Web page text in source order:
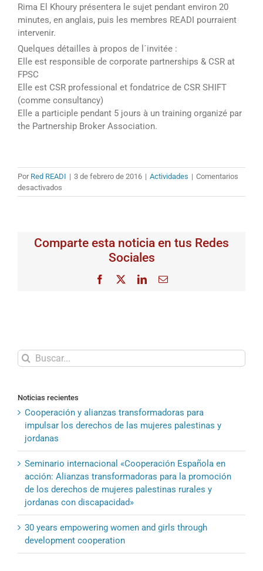
Rima El Khoury présentera le sujet pendant environ 20
minutes, en anglais, puis les membres READI pourraient
intervenir.
Quelques détailles à propos de l´invitée :
Elle est responsible de corporate partnerships & CSR at
FPSC
Elle est CSR professional et fondatrice de CSR SHIFT
(comme consultancy)
Elle a participle pendant 5 jours à un training organizé par
the Partnership Broker Association.
Por Red READI | 3 de febrero de 2016 | Actividades | Comentarios
desactivados
READI
Thematic
Conferences/READI
Thematic
Comparte esta noticia en tus Redes
Sociales
Facebook LinkedInCorreo
Buscar:
Noticias recientes
Cooperación y alianzas transformadoras para
impulsar los derechos de las mujeres palestinas y
jordanas
Seminario internacional «Cooperación Española en
acción: Alianzas transformadoras para la promoción
de los derechos de mujeres palestinas rurales y
jordanas con discapacidad»
30 years empowering women and girls through
development cooperation